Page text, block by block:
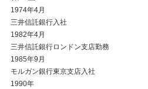
1974年4月
三井信託銀行入社
1982年4月
三井信託銀行ロンドン支店勤務
1985年9月
モルガン銀行東京支店入社
1990年